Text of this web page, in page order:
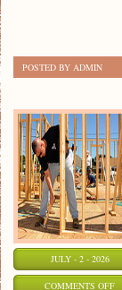
POSTED BY ADMIN
JULY - 2 - 2026
COMMENTS OFFON